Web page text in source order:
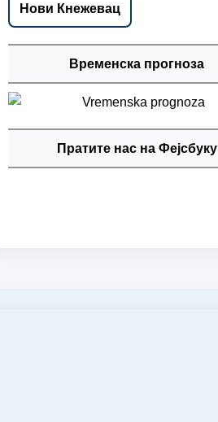
Нови Кнежевац
Временска прогноза
Пратите нас на Фејсбуку